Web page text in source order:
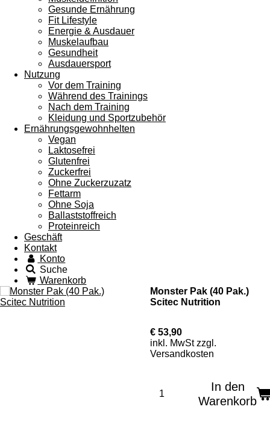
Gesunde Ernährung
Fit Lifestyle
Energie & Ausdauer
Muskelaufbau
Gesundheit
Ausdauersport
Nutzung
Vor dem Training
Während des Trainings
Nach dem Training
Kleidung und Sportzubehör
Ernährungsgewohnhelten
Vegan
Laktosefrei
Glutenfrei
Zuckerfrei
Ohne Zuckerzuzatz
Fettarm
Ohne Soja
Ballaststoffreich
Proteinreich
Geschäft
Kontakt
Konto
Suche
Warenkorb
Monster Pak (40 Pak.)
Scitec Nutrition
€ 53,90
inkl. MwSt zzgl.
Versandkosten
In den
Warenkorb